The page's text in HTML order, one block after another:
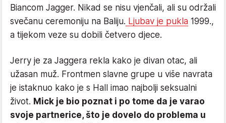
Biancom Jagger. Nikad se nisu vjenčali, ali su održali
svečanu ceremoniju na Baliju. Ljubav je pukla 1999.,
a tijekom veze su dobili četvero djece.
Jerry je za Jaggera rekla kako je divan otac, ali
užasan muž. Frontmen slavne grupe u više navrata
je istaknuo kako je s Hall imao najbolji seksualni
život. Mick je bio poznat i po tome da je varao
svoje partnerice, što je dovelo do problema u